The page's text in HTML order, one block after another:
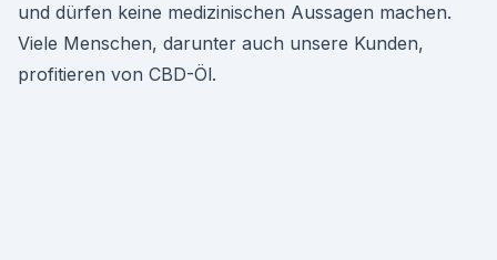
und dürfen keine medizinischen Aussagen machen.
Viele Menschen, darunter auch unsere Kunden,
profitieren von CBD-Öl.